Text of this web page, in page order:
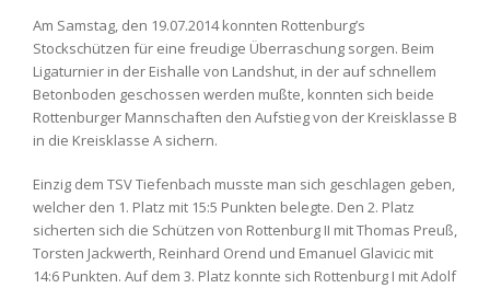
Am Samstag, den 19.07.2014 konnten Rottenburg’s
Stockschützen für eine freudige Überraschung sorgen. Beim
Ligaturnier in der Eishalle von Landshut, in der auf schnellem
Betonboden geschossen werden mußte, konnten sich beide
Rottenburger Mannschaften den Aufstieg von der Kreisklasse B
in die Kreisklasse A sichern.
Einzig dem TSV Tiefenbach musste man sich geschlagen geben,
welcher den 1. Platz mit 15:5 Punkten belegte. Den 2. Platz
sicherten sich die Schützen von Rottenburg II mit Thomas Preuß,
Torsten Jackwerth, Reinhard Orend und Emanuel Glavicic mit
14:6 Punkten. Auf dem 3. Platz konnte sich Rottenburg I mit Adolf